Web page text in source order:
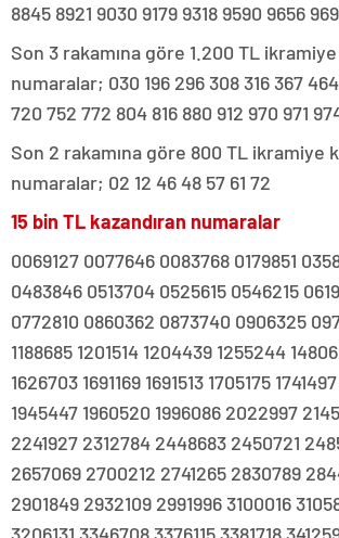
8845 8921 9030 9179 9318 9590 9656
Son 3 rakamına göre 1.200 TL
numaralar; 030 196 296 308 316 367
720 752 772 804 816 880 912 970 971
Son 2 rakamına göre 800 TL ikramiye
numaralar; 02 12 46 48 57 61 72
15 bin TL kazandıran numaralar
0069127 0077646 0083768 0179851
0483846 0513704 0525615 0546215
0772810 0860362 0873740 0906325
1188685 1201514 1204439 1255244
1626703 1691169 1691513 1705175
1945447 1960520 1996086 2022997
2241927 2312784 2448683 2450721
2657069 2700212 2741265 2830789
2901849 2932109 2991996 3100016